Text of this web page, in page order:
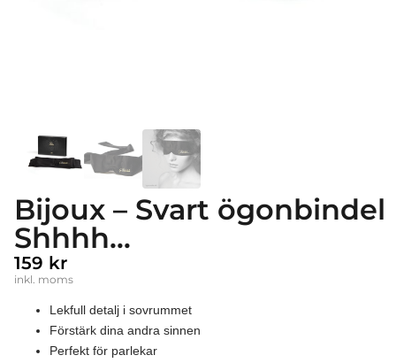
Bijoux – Svart ögonbindel
Shhhh…
159 kr
inkl. moms
Lekfull detalj i sovrummet
Förstärk dina andra sinnen
Perfekt för parlekar